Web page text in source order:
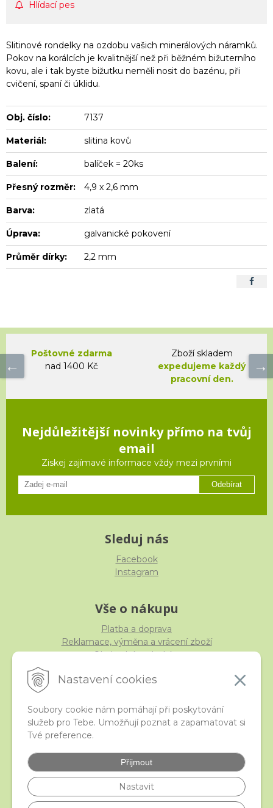
Nastavení cookies
Soubory cookie nám pomáhají při poskytování
služeb pro Tebe. Umožňují poznat a zapamatovat si
Tvé preference.
Přijmout
Nastavit
Hlídací pes
Slitinové rondelky na ozdobu vašich minerálových náramků.
Pokov na korálcích je kvalitnější než při běžném bižuterního
kovu, ale i tak byste bižutku neměli nosit do bazénu, při
cvičení, spaní či úklidu.
Obj. číslo: 7137
Materiál: slitina kovů
Balení: balíček = 20ks
Přesný rozměr: 4,9 x 2,6 mm
Barva: zlatá
Úprava: galvanické pokovení
Průměr dírky: 2,2 mm
Poštovné zdarma
nad 1400 Kč
Zboží skladem
expedujeme každý
pracovní den.
Nejdůležitější novinky přímo na tvůj
email
Ziskej zajímavé informace vždy mezi prvními
Odebírat
Sleduj nás
Facebook
Instagram
Vše o nákupu
Platba a doprava
Reklamace, výměna a vrácení zboží
Obchodní podmínky
iStraka
Velkoobchod
Nejčastější otázky
České puncovní značky